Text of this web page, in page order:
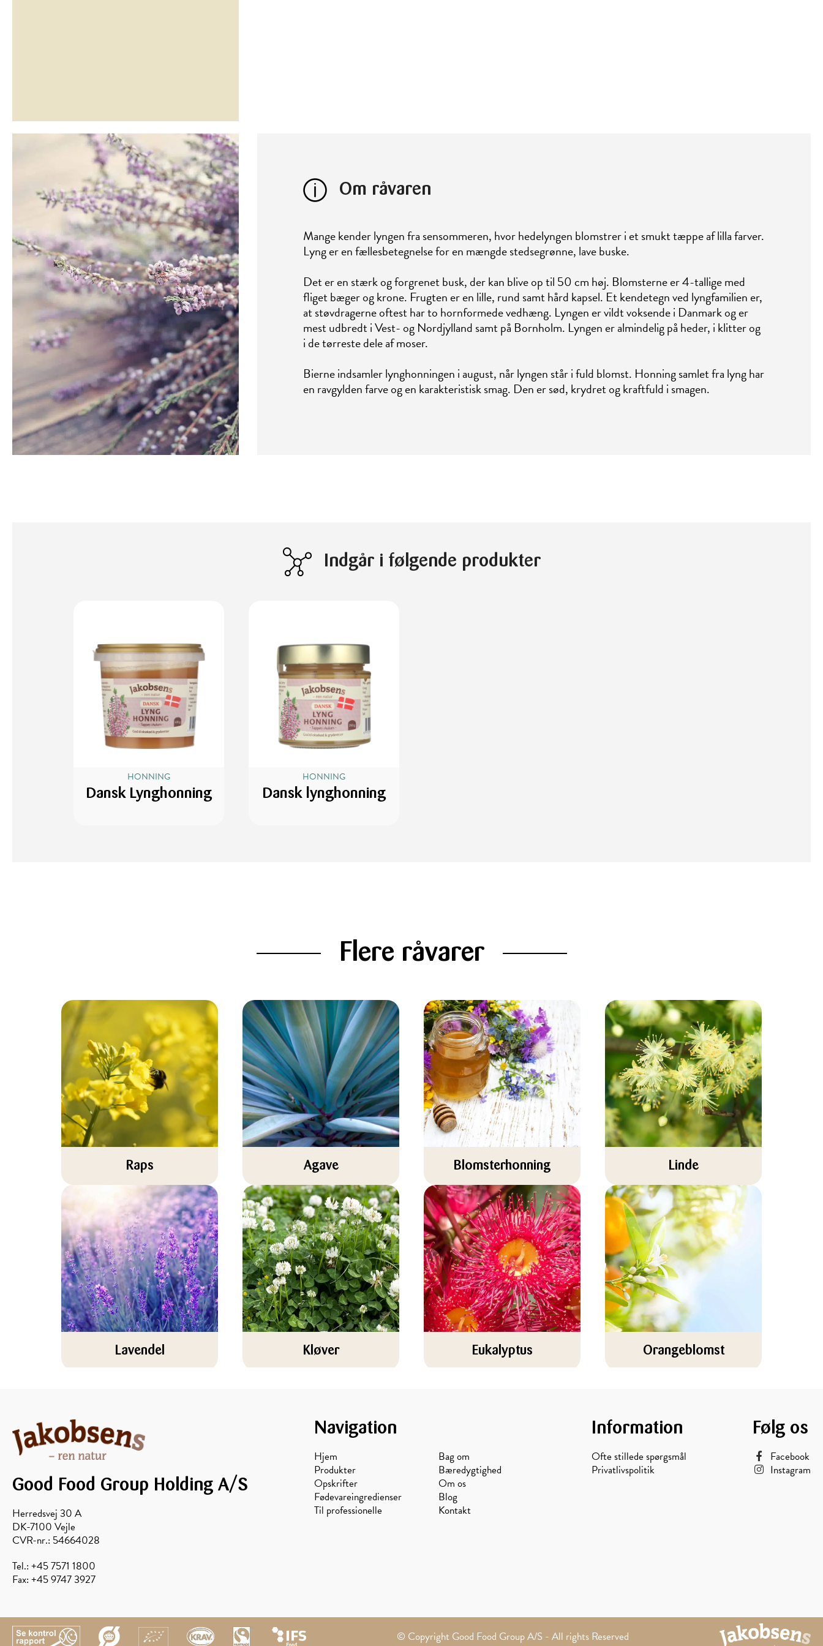
Om råvaren
Mange kender lyngen fra sensommeren, hvor hedelyngen blomstrer i et smukt tæppe af lilla farver.
Lyng er en fællesbetegnelse for en mængde stedsegrønne, lave buske.
Det er en stærk og forgrenet busk, der kan blive op til 50 cm høj. Blomsterne er 4-tallige med
fliget bæger og krone. Frugten er en lille, rund samt hård kapsel. Et kendetegn ved lyngfamilien er,
at støvdragerne oftest har to hornformede vedhæng. Lyngen er vildt voksende i Danmark og er
mest udbredt i Vest- og Nordjylland samt på Bornholm. Lyngen er almindelig på heder, i klitter og
i de tørreste dele af moser.
Bierne indsamler lynghonningen i august, når lyngen står i fuld blomst. Honning samlet fra lyng har
en ravgylden farve og en karakteristisk smag. Den er sød, krydret og kraftfuld i smagen.
Indgår i følgende produkter
HONNING
Dansk Lynghonning
HONNING
Dansk lynghonning
Flere råvarer
Raps Agave Blomsterhonning Linde
Lavendel Kløver Eukalyptus Orangeblomst
Good Food Group Holding A/S
Herredsvej 30 A
DK-7100 Vejle
CVR-nr.: 54664028
Tel.: +45 7571 1800
Fax: +45 9747 3927
Navigation
Hjem
Produkter
Opskrifter
Fødevareingredienser
Til professionelle
Bag om
Bæredygtighed
Om os
Blog
Kontakt
Information
Ofte stillede spørgsmål
Privatlivspolitik
Følg os
Facebook
Instagram
© Copyright Good Food Group A/S - All rights Reserved